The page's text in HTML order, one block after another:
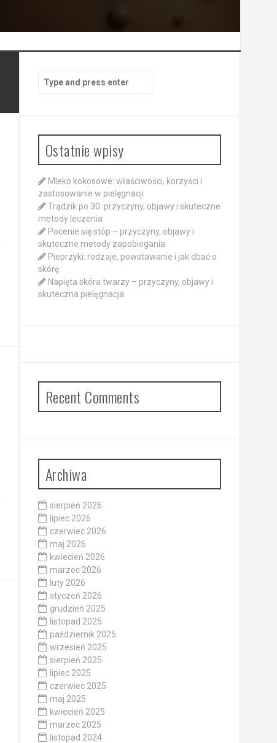
for:
Ostatnie wpisy
Mleko kokosowe: właściwości, korzyści i
zastosowanie w pielęgnacji
Trądzik po 30: przyczyny, objawy i skuteczne
metody leczenia
Pocenie się stóp – przyczyny, objawy i
skuteczne metody zapobiegania
Pieprzyki: rodzaje, powstawanie i jak dbać o
skórę
Napięta skóra twarzy – przyczyny, objawy i
skuteczna pielęgnacja
Recent Comments
Archiwa
sierpień 2026
lipiec 2026
czerwiec 2026
maj 2026
kwiecień 2026
marzec 2026
luty 2026
styczeń 2026
grudzień 2025
listopad 2025
październik 2025
wrzesień 2025
sierpień 2025
lipiec 2025
czerwiec 2025
maj 2025
kwiecień 2025
marzec 2025
listopad 2024